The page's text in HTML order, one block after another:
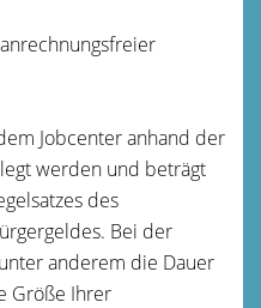
Jobcenter anhand der
werden und beträgt
des
geldes. Bei der
anderem die Dauer
Größe Ihrer